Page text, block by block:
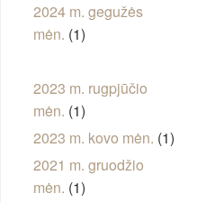
2024 m. gegužės
mėn. (1)
2023 m. rugpjūčio
mėn. (1)
2023 m. kovo mėn. (1)
2021 m. gruodžio
mėn. (1)